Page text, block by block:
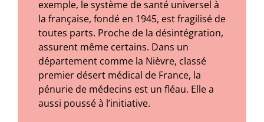
exemple, le système de santé universel à
la française, fondé en 1945, est fragilisé de
toutes parts. Proche de la désintégration,
assurent même certains. Dans un
département comme la Nièvre, classé
premier désert médical de France, la
pénurie de médecins est un fléau. Elle a
aussi poussé à l’initiative.